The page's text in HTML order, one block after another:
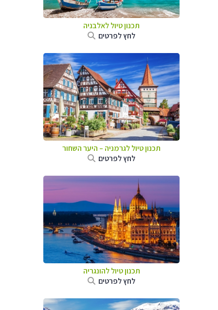
תכנון טיול לאלבניה
לחץ לפרטים
תכנון טיול לגרמניה – היער השחור
לחץ לפרטים
תכנון טיול להונגריה
לחץ לפרטים